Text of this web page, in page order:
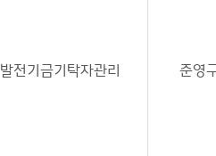
발전기금기탁자관리 준영